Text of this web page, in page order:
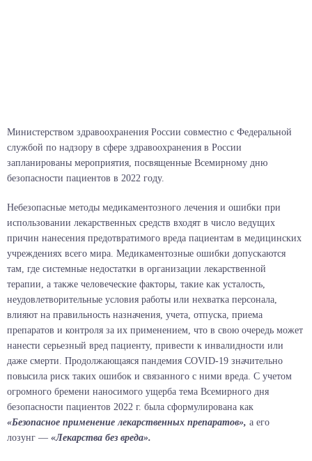
Министерством здравоохранения России совместно с Федеральной
службой по надзору в сфере здравоохранения в России
запланированы мероприятия, посвященные Всемирному дню
безопасности пациентов в 2022 году.
Небезопасные методы медикаментозного лечения и ошибки при
использовании лекарственных средств входят в число ведущих
причин нанесения предотвратимого вреда пациентам в медицинских
учреждениях всего мира. Медикаментозные ошибки допускаются
там, где системные недостатки в организации лекарственной
терапии, а также человеческие факторы, такие как усталость,
неудовлетворительные условия работы или нехватка персонала,
влияют на правильность назначения, учета, отпуска, приема
препаратов и контроля за их применением, что в свою очередь может
нанести серьезный вред пациенту, привести к инвалидности или
даже смерти. Продолжающаяся пандемия COVID-19 значительно
повысила риск таких ошибок и связанного с ними вреда. С учетом
огромного бремени наносимого ущерба тема Всемирного дня
безопасности пациентов 2022 г. была сформулирована как
«Безопасное применение лекарственных препаратов», а его
лозунг — «Лекарства без вреда».